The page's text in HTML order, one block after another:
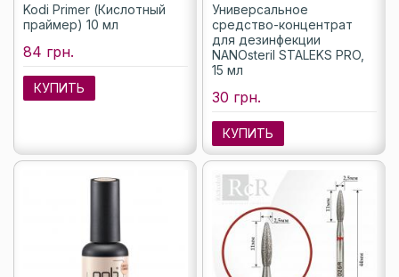
Kodi Primer (Кислотный
праймер) 10 мл
84 грн.
КУПИТЬ
Универсальное
средство-концентрат
для дезинфекции
NANOsteril STALEKS PRO,
15 мл
30 грн.
КУПИТЬ